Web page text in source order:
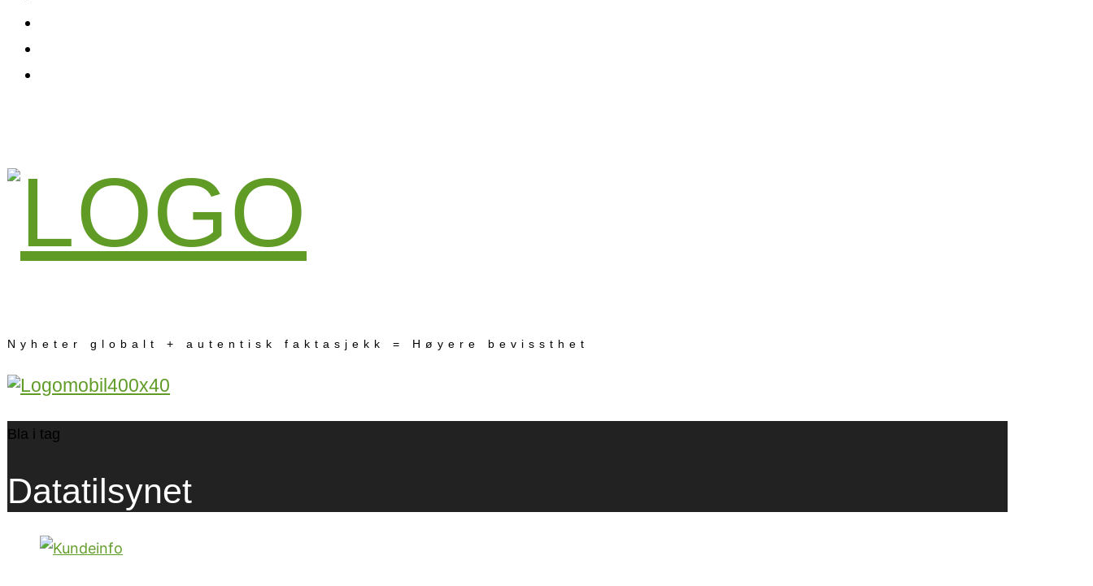
Nyheter globalt + autentisk faktasjekk = Høyere bevissthet
Bla i tag
Datatilsynet